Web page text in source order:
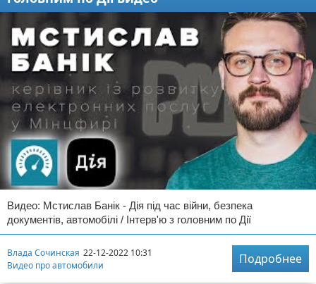
Видео: Мстислав Банік - Дія під час війни, безпека
документів, автомобілі / Інтерв'ю з головним по Дії
Влада Сочинская 22-12-2022 10:31
Видео про автомобили
Подробнее